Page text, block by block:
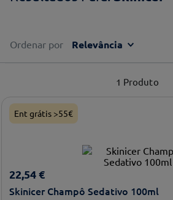
Ordenar por Relevância
1 Produto
Ent grátis >55€
22,54 €
Skinicer Champô Sedativo 100ml